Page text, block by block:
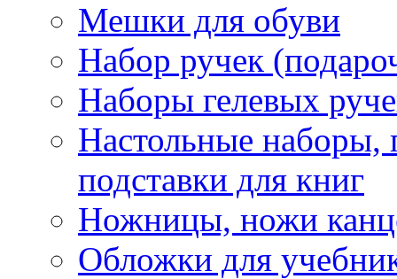
Мешки для обуви
Набор ручек
Наборы гелевых
Настольные наборы,
подставки для книг
Ножницы, ножи
Обложки для